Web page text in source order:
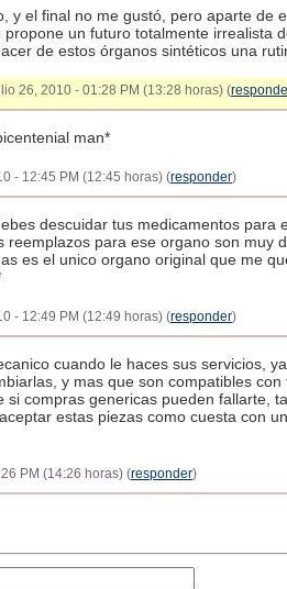
y el final no me gustó, pero aparte de
un futuro totalmente irrealista
de estos órganos sintéticos una
26, 2010 - 01:28 PM (13:28 horas) (
man*
- 12:45 PM (12:45 horas) (responder)
descuidar tus medicamentos para
reemplazos para ese organo son muy
es el unico organo original que me
- 12:49 PM (12:49 horas) (responder)
cuando le haces sus servicios,
y mas que son compatibles con
si compras genericas pueden fallarte,
estas piezas como cuesta con un
PM (14:26 horas) (responder)